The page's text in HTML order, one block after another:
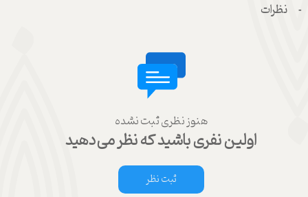
نظرات
هنوز نظری ثبت نشده
اولین نفری باشید که نظر می‌دهید
ثبت نظر